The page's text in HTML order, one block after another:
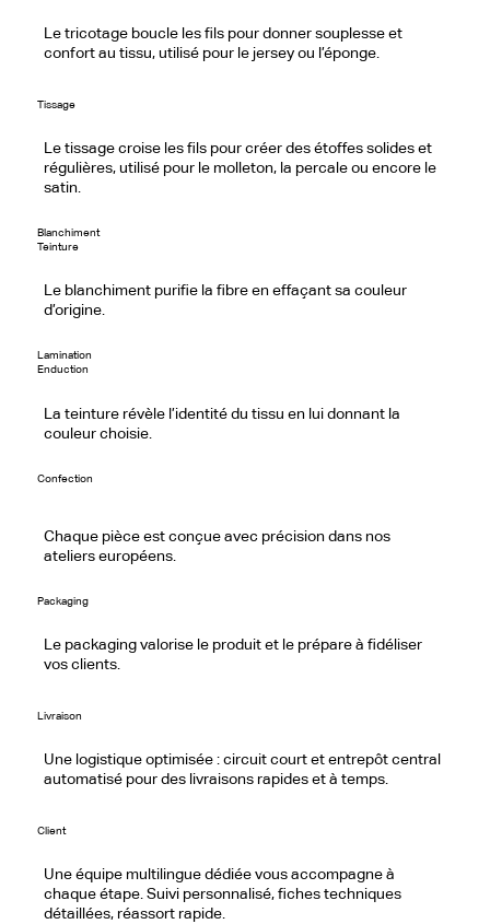
Le tricotage boucle les fils pour donner souplesse et
confort au tissu, utilisé pour le jersey ou l’éponge.
Tissage
Le tissage croise les fils pour créer des étoffes solides et
régulières, utilisé pour le molleton, la percale ou encore le
satin.
Blanchiment
Teinture
Le blanchiment purifie la fibre en effaçant sa couleur
d’origine.
Lamination
Enduction
La teinture révèle l’identité du tissu en lui donnant la
couleur choisie.
Confection
Chaque pièce est conçue avec précision dans nos
ateliers européens.
Packaging
Le packaging valorise le produit et le prépare à fidéliser
vos clients.
Livraison
Une logistique optimisée : circuit court et entrepôt central
automatisé pour des livraisons rapides et à temps.
Client
Une équipe multilingue dédiée vous accompagne à
chaque étape. Suivi personnalisé, fiches techniques
détaillées, réassort rapide.